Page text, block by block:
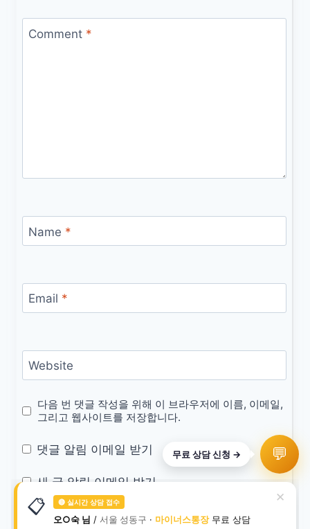
Comment *
Name *
Email *
Website
다음 번 댓글 작성을 위해 이 브라우저에 이름, 이메일,
그리고 웹사이트를 저장합니다.
댓글 알림 이메일 받기
새 글 알림 이메일 받기
📋 🔴 실시간 상담 접수
오○숙 님 / 서울 성동구 · 마이너스통장무료 상담
✕
무료 상담 신청 → 💬